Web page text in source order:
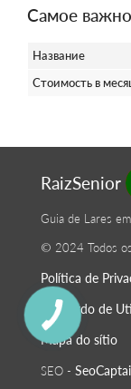
Самое
Название
Стоимость в
RaizSenior
Guia de Lares
© 2024 Todos
Política de
O Acordo de
Mapa do sítio
SEO -